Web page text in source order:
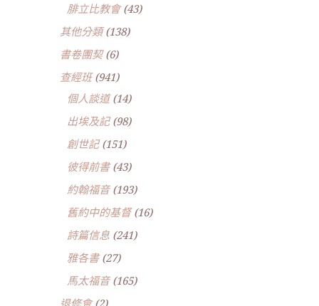
腓立比教會(43)
其他分類(138)
書卷團契(6)
查經班(941)
個人談道(14)
出埃及記(98)
創世記(151)
彼得前書(43)
約翰福音(193)
舊約中的基督(16)
詩篇信息 (241)
雅各書(27)
馬太福音(165)
退修會(2)